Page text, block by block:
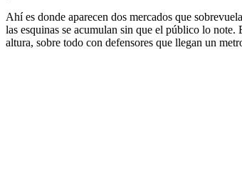
Ahí es donde aparecen dos mercados que
las esquinas se acumulan sin que el público lo note.
altura, sobre todo con defensores que llegan un